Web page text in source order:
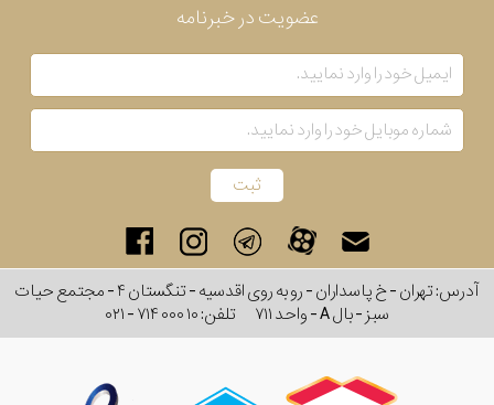
عضویت در خبرنامه
آدرس: تهران - خ پاسداران - رو به روی اقدسیه - تنگستان ۴ - مجتمع حیات
سبز - بال A - واحد ۷۱۱
تلفن:۰۲۱ - ۷۱۴ ۰۰۰ ۱۰